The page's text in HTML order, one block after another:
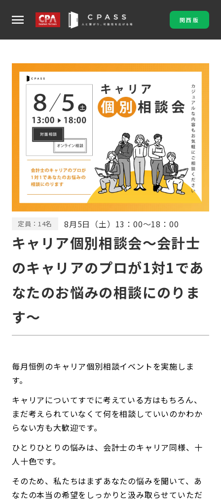
menu 関西版
定員：14名 8月5日（土）13：00〜18：00
キャリア個別相談会〜会計士
のキャリアのプロが1対1であ
なたのお悩みの相談にのりま
す〜
毎月恒例のキャリア個別相談イベントを実施しま
す。
キャリアについてすでに考えている方はもちろん、
まだ考えられていなくて何を相談していいのかわか
らない方も大歓迎です。
ひとりひとりの悩みは、会計士のキャリア同様、十
人十色です。
そのため、私たちはまずあなたの悩みを聞いて、あ
なたの本当の希望をしっかりと汲み取らせていただ